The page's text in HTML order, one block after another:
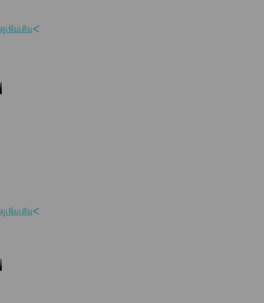
ดูเพิ่มเติม
ดูเพิ่มเติม